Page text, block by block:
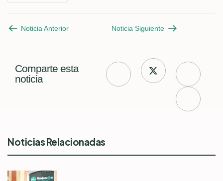
Noticia Anterior Noticia Siguiente
Comparte esta
noticia
Noticias Relacionadas